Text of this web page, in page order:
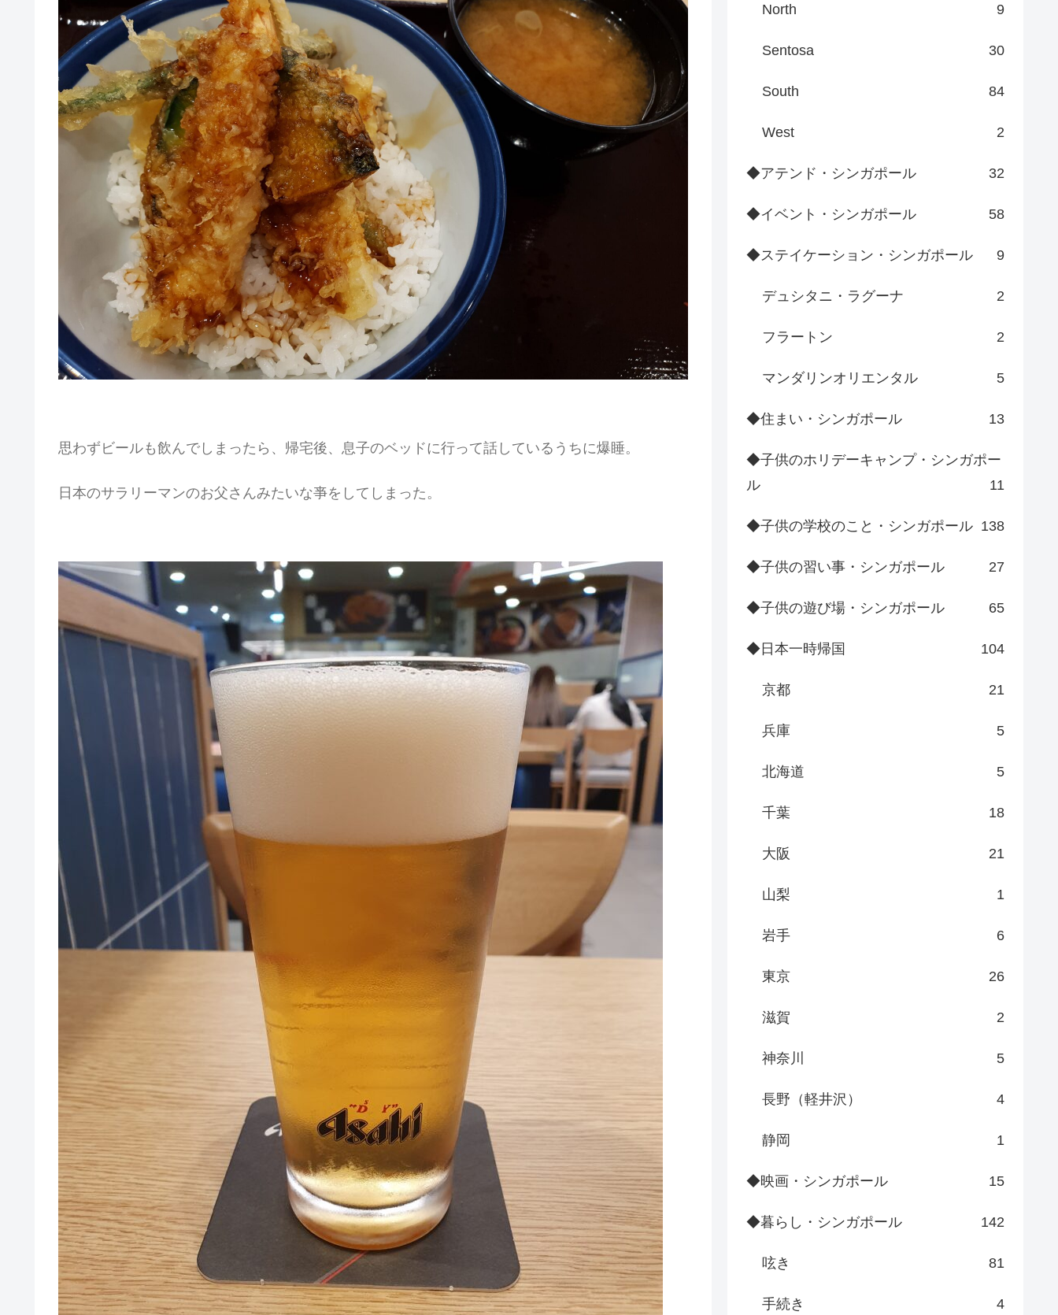
思わずビールも飲んでしまったら、帰宅後、息子のベッドに行って話しているうちに爆睡。
日本のサラリーマンのお父さんみたいな亊をしてしまった。
North 9
Sentosa 30
South 84
West 2
◆アテンド・シンガポール 32
◆イベント・シンガポール 58
◆ステイケーション・シンガポール 9
デュシタニ・ラグーナ 2
フラートン 2
マンダリンオリエンタル 5
◆住まい・シンガポール 13
◆子供のホリデーキャンプ・シンガポー
ル
11
◆子供の学校のこと・シンガポール 138
◆子供の習い事・シンガポール 27
◆子供の遊び場・シンガポール 65
◆日本一時帰国 104
京都 21
兵庫 5
北海道 5
千葉 18
大阪 21
山梨 1
岩手 6
東京 26
滋賀 2
神奈川 5
長野（軽井沢） 4
静岡 1
◆映画・シンガポール 15
◆暮らし・シンガポール 142
呟き 81
手続き 4